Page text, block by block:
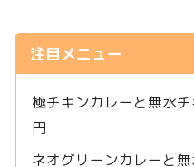
注目メニュー
極チキンカレーと無水
円
ネオグリーンカレーと